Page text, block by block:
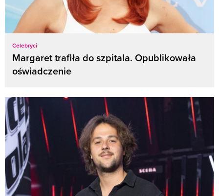
Celebryci
Margaret trafiła do szpitala. Opublikowała
oświadczenie